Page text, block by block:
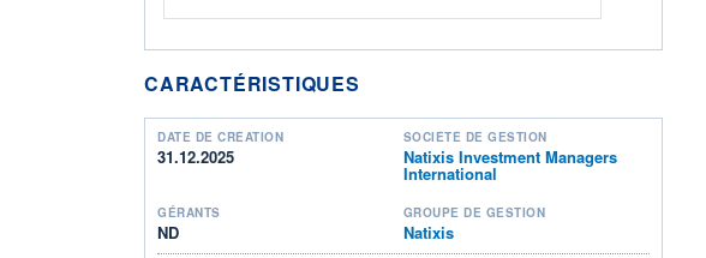
CARACTÉRISTIQUES
DATE DE CRÉATION
31.12.2025
SOCIÉTÉ DE GESTION
Natixis Investment Managers
International
GÉRANTS
ND
GROUPE DE GESTION
Natixis